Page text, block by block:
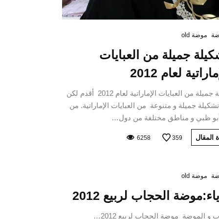
موضة old
جميلة من العبايات
لعام 2012
تشكيلة جميلة من العبايات الإماراتية لعام 2012 أقدم لكن
تشكيلة جميلة و متنوعة من العبايات الإماراتية. من
ظبي و مناطق مختلفة من دول…
المقال 359
6258
موضة old
الحجاب لربيع 2012
و الموضة موضة الحجاب لربيع 2012…